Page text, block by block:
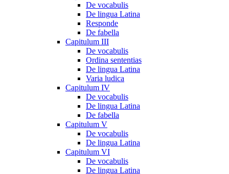
De vocabulis
De lingua Latina
Responde
De fabella
Capitulum III
De vocabulis
Ordina sententias
De lingua Latina
Varia ludica
Capitulum IV
De vocabulis
De lingua Latina
De fabella
Capitulum V
De vocabulis
De lingua Latina
Capitulum VI
De vocabulis
De lingua Latina